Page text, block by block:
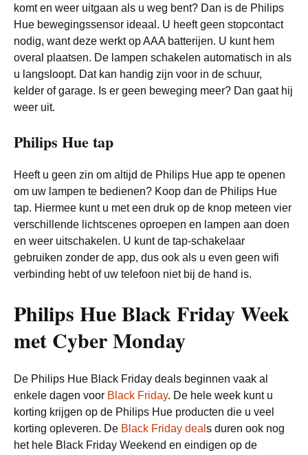
komt en weer uitgaan als u weg bent? Dan is de Philips
Hue bewegingssensor ideaal. U heeft geen stopcontact
nodig, want deze werkt op AAA batterijen. U kunt hem
overal plaatsen. De lampen schakelen automatisch in als
u langsloopt. Dat kan handig zijn voor in de schuur,
kelder of garage. Is er geen beweging meer? Dan gaat hij
weer uit.
Philips Hue tap
Heeft u geen zin om altijd de Philips Hue app te openen
om uw lampen te bedienen? Koop dan de Philips Hue
tap. Hiermee kunt u met een druk op de knop meteen vier
verschillende lichtscenes oproepen en lampen aan doen
en weer uitschakelen. U kunt de tap-schakelaar
gebruiken zonder de app, dus ook als u even geen wifi
verbinding hebt of uw telefoon niet bij de hand is.
Philips Hue Black Friday Week
met Cyber Monday
De Philips Hue Black Friday deals beginnen vaak al
enkele dagen voor Black Friday. De hele week kunt u
korting krijgen op de Philips Hue producten die u veel
korting opleveren. De Black Friday deal s duren ook nog
het hele Black Friday Weekend en eindigen op de